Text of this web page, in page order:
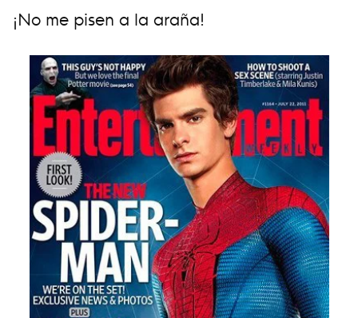
¡No me pisen a la araña!